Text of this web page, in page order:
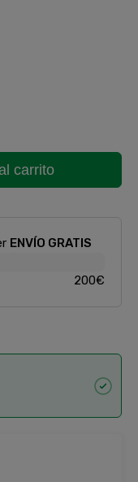
carrito
ENVÍO GRATIS
200€